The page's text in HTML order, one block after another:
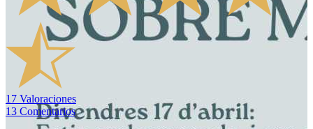
17 Valoraciones
13 Comentarios